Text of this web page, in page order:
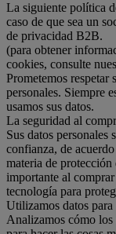
La siguiente política
caso de que sea un
de privacidad B2B.
(para obtener
cookies, consulte
Prometemos respetar
personales. Siempre
usamos sus datos.
La seguridad al
Sus datos personales
confianza, de
materia de protección
importante al
tecnología para
Utilizamos datos
Analizamos cómo